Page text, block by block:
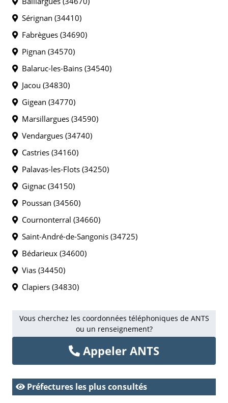
Sérignan (34410)
Fabrègues (34690)
Pignan (34570)
Balaruc-les-Bains (34540)
Jacou (34830)
Gigean (34770)
Marsillargues (34590)
Vendargues (34740)
Castries (34160)
Palavas-les-Flots (34250)
Gignac (34150)
Poussan (34560)
Cournonterral (34660)
Saint-André-de-Sangonis (34725)
Bédarieux (34600)
Vias (34450)
Clapiers (34830)
Vous cherchez les coordonnées téléphoniques de ANTS
ou un renseignement?
Appeler ANTS
Préfectures les plus consultés